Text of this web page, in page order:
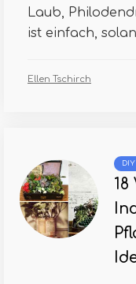
Laub,
ist einfach,
Ellen Tschirch
DIY